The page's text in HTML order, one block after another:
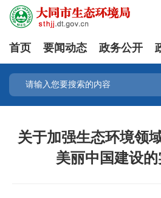
首页 要闻动态 政务公开
关于加强生态环境领
美丽中国建设